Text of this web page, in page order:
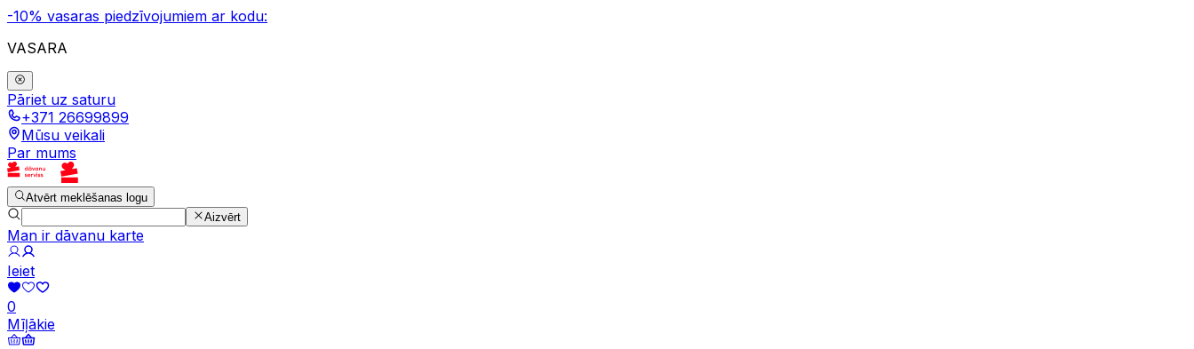
-10% vasaras piedzīvojumiem ar kodu:
VASARA
Pāriet uz saturu
+371 26699899
Mūsu veikali
Par mums
Atvērt meklēšanas logu
Aizvērt
Man ir dāvanu karte
Ieiet
0
Mīļākie